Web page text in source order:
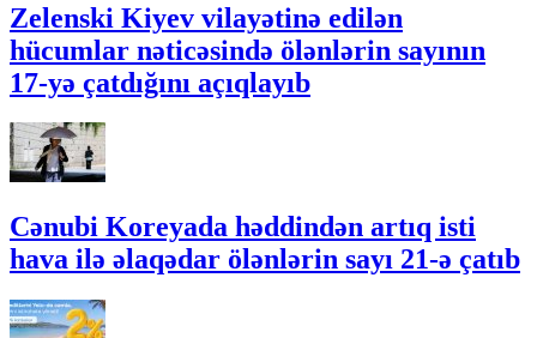
Zelenski Kiyev vilayətinə edilən
hücumlar nəticəsində ölənlərin sayının
17-yə çatdığını açıqlayıb
Cənubi Koreyada həddindən artıq isti
hava ilə əlaqədar ölənlərin sayı 21-ə çatıb